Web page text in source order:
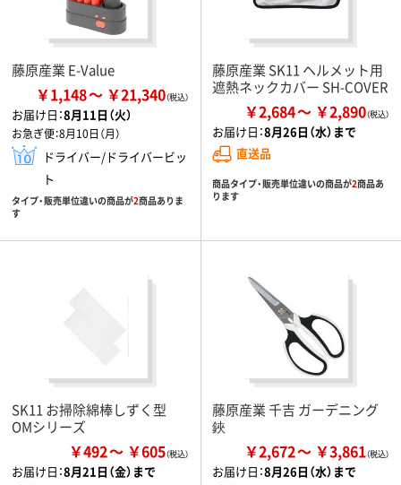
藤原産業 E-Value
￥1,148 ￥21,340
お届け日：8月11日（火）
お急ぎ便：8月10日（月）
ドライバー/ドライバービッ
ト
タイプ・販売単位違いの商品が2商品ありま
す
藤原産業 SK11 ヘルメット用
遮熱ネックカバー SH-COVER
￥2,684 ￥2,890
お届け日：8月26日（水）まで
直送品
商品タイプ・販売単位違いの商品が2商品あ
ります
SK11 お掃除綿棒しずく型
OMシリーズ
￥492 ￥605
お届け日：8月21日（金）まで
藤原産業 千吉 ガーデニング
鋏
￥2,672 ￥3,861
お届け日：8月26日（水）まで